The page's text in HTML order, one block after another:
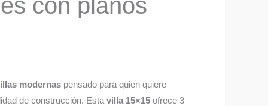
modernas pensado para quien quiere
de construcción. Estavilla 15×15 ofrece 3